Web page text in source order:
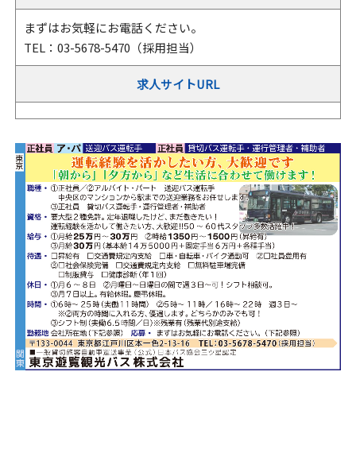
まずはお気軽にお電話ください。
TEL：03-5678-5470（採用担当）
求人サイトURL